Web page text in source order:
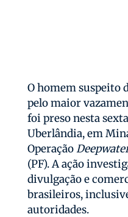
O homem suspeito
pelo maior
foi preso nesta
Uberlândia, em
Operação
(PF). A ação
divulgação e
brasileiros,
autoridades.